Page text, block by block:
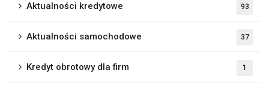
Aktualności kredytowe 93
Aktualności samochodowe 37
Kredyt obrotowy dla firm 1